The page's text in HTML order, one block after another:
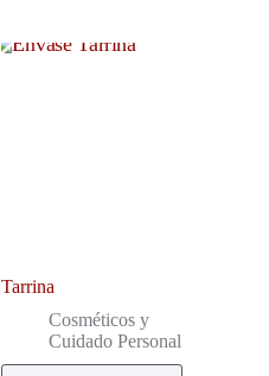
Tarrina
Cosméticos y
Cuidado Personal